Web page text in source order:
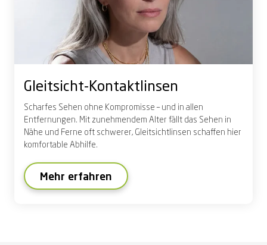
Gleitsicht-Kontaktlinsen
Scharfes Sehen ohne Kompromisse – und in allen
Entfernungen. Mit zunehmendem Alter fällt das Sehen in
Nähe und Ferne oft schwerer, Gleitsichtlinsen schaffen hier
komfortable Abhilfe.
Mehr erfahren